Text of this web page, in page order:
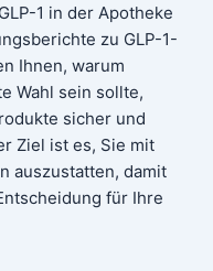
1 in der Apotheke
zu GLP-1-
Ihnen, warum
Wahl sein sollte,
sicher und
Ziel ist es, Sie mit
auszustatten, damit
für Ihre